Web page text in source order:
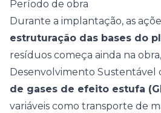
Período de obra
Durante a implantação, as
estruturação das bases do
resíduos começa ainda na
Desenvolvimento Sustentável
de gases de efeito estufa
variáveis como transporte de